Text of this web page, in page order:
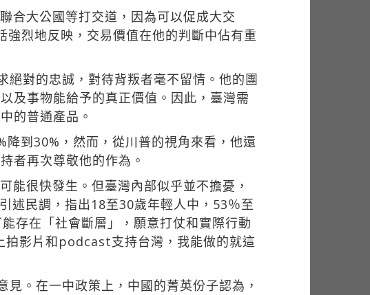
合大公國等打交道，因為可以促成大交
烈地反映，交易價值在他的判斷中佔有重
對的忠誠，對待背叛者毫不留情。他的團
及事物能給予的真正價值。因此，臺灣需
的普通產品。
到30%，然而，從川普的視角來看，他還
者再次尊敬他的作為。
能很快發生。但臺灣內部似乎並不擔憂，
民調，指出18至30歲年輕人中，53％至
存在「社會斷層」，願意打仗和實際行動
影片和podcast支持台灣，我能做的就這
。在一中政策上，中國的菁英份子認為，